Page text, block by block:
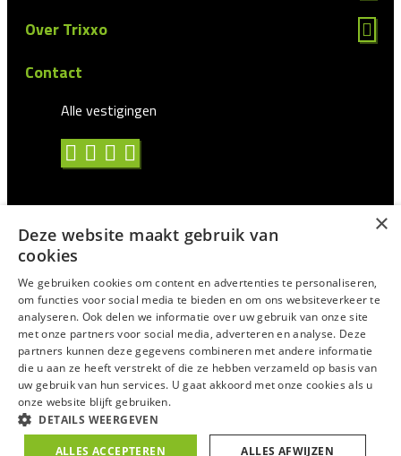
Over Trixxo
Contact
Alle vestigingen
Algemene voorwaarden
Privacy statement
Antidiscriminatie
Certificering en CAO
Voor Uitzendprofessionals
Suggesties/Meldingen
© 2025Trixxo
×
Deze website maakt gebruik van
cookies
We gebruiken cookies om content en advertenties te personaliseren,
om functies voor social media te bieden en om ons websiteverkeer te
analyseren. Ook delen we informatie over uw gebruik van onze site
met onze partners voor social media, adverteren en analyse. Deze
partners kunnen deze gegevens combineren met andere informatie
die u aan ze heeft verstrekt of die ze hebben verzameld op basis van
uw gebruik van hun services. U gaat akkoord met onze cookies als u
onze website blijft gebruiken.
DETAILS WEERGEVEN
ALLES ACCEPTEREN ALLES AFWIJZEN